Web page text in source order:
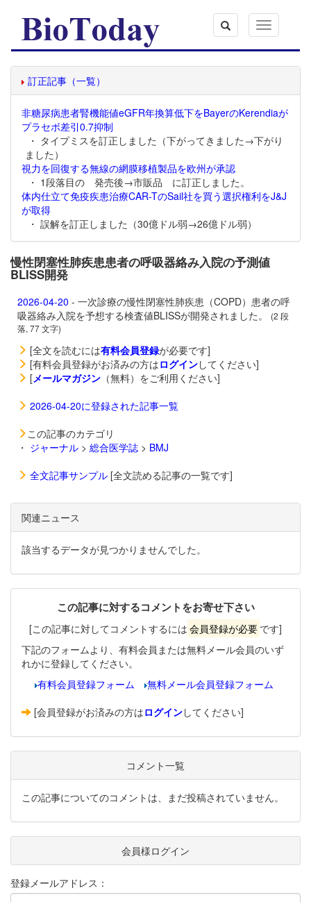
Toggle
navigation
訂正記事（一覧）
非糖尿病患者腎機能値eGFR年換算低下をBayerのKerendiaが
プラセボ差引0.7抑制
・ タイプミスを訂正しました（下がってきました→下がり
ました）
視力を回復する無線の網膜移植製品を欧州が承認
・ 1段落目の 発売後→市販品 に訂正しました。
体内仕立て免疫疾患治療CAR-TのSail社を買う選択権利をJ&J
が取得
・ 誤解を訂正しました（30億ドル弱→26億ドル弱）
慢性閉塞性肺疾患患者の呼吸器絡み入院の予測値
BLISS開発
2026-04-20 - 一次診療の慢性閉塞性肺疾患（COPD）患者の呼
吸器絡み入院を予想する検査値BLISSが開発されました。
(2 段
落, 77 文字)
[全文を読むには有料会員登録が必要です]
[有料会員登録がお済みの方はログインしてください]
[メールマガジン （無料）をご利用ください]
2026-04-20に登録された記事一覧
この記事のカテゴリ
・ ジャーナル > 総合医学誌 > BMJ
全文記事サンプル [全文読める記事の一覧です]
関連ニュース
該当するデータが見つかりませんでした。
この記事に対するコメントをお寄せ下さい
[この記事に対してコメントするには 会員登録が必要 です]
下記のフォームより、有料会員または無料メール会員のいず
れかに登録してください。
有料会員登録フォーム
無料メール会員登録フォーム
[会員登録がお済みの方はログインしてください]
コメント一覧
この記事についてのコメントは、まだ投稿されていません。
会員様ログイン
登録メールアドレス：